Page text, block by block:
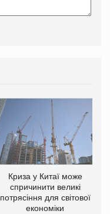
Криза у Китаї може
спричинити великі
потрясіння для світової
економіки